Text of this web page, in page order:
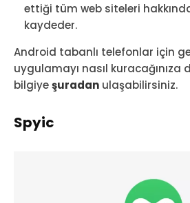
ettiği tüm web siteleri
kaydeder.
Android tabanlı telefonlar için
uygulamayı nasıl kuracağınıza
bilgiyeşuradan ulaşabilirsiniz.
Spyic